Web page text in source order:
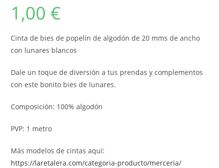
1,00 €
Cinta de bies de popelín de algodón de 20 mms de ancho
con lunares blancos
Dale un toque de diversión a tus prendas y complementos
con este bonito bies de lunares.
Composición: 100% algodón
PVP: 1 metro
Más modelos de cintas aquí:
https://laretalera.com/categoria-producto/merceria/